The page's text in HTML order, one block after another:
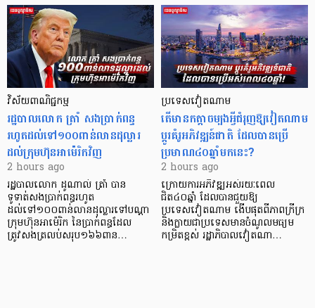
វិស័យ​ពាណិជ្ជកម្ម
រដ្ឋបាលលោក ត្រាំ សងប្រាក់ពន្ធ
រហូតដល់ទៅ១០០ពាន់លានដុល្លារ
ដល់ក្រុមហ៊ុនអាម៉េរិកវិញ
2 hours ago
រដ្ឋបាលលោក ដូណាល់ ត្រាំ បាន​
ទូទាត់សងប្រាក់ពន្ធរហូត
ដល់ទៅ១០០ពាន់លានដុល្លារទៅបណ្ដា
ក្រុមហ៊ុនអាម៉េរិក នៃប្រាក់ពន្ធដែល
ត្រូវសងត្រលប់សរុប១៦៦ពាន…
ប្រទេសវៀតណាម
តើមានកត្តាចម្បងអ្វីជំរុញឱ្យវៀតណាម
ប្តូរគំរូអភិវឌ្ឍន៍ជាតិ ដែលបានប្រើ
ប្រមាណ៤០ឆ្នាំមកនេះ?
2 hours ago
ក្រោយការអភិវឌ្ឍអស់រយៈពេល
ជិត៤០ឆ្នាំ ដែលបានជួយឱ្យ​
ប្រទេសវៀតណាម ងើប​ផុតពីភាពក្រីក្រ
និងក្លាយជាប្រទេសមានចំណូលមធ្យម
កម្រិតខ្ពស់ រដ្ឋាភិបាលវៀតណា…